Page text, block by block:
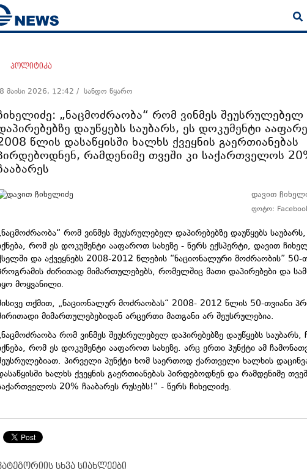
პოლიტიკა
მაისი 2026, 12:42 / სანდო წყარო
„ნაცმოძრაობა“ რომ ვინმეს შეუსრულებელ
დაუწყებს საუბარს, ეს დოკუმენტი
წლის დასაწყისში ხალხს ქვეყნის გაერთიანებას
რამდენიმე თვეში კი საქართველოს
დავით
ფოტო:
რომ ვინმეს შეუსრულებელ დაპირებებზე დაუწყებს
რომ ეს დოკუმენტი ააფაროთ სახეზე - წერს ექსპერტი, დავით
და აქვეყნებს 2008-2012 წლების “ნაციონალური მოძრაობის” 50-
ძირითად მიმართულებებს, რომელშიც მათი დაპირებები და
მოყვანილი.
თქმით, „ნაციონალურ მოძრაობას“ 2008- 2012 წლის 50-თვიანი
მიმართულებებიდან არცერთი მათგანი არ შეუსრულებია.
რომ ვინმეს შეუსრულებელ დაპირებებზე დაუწყებს საუბარს,
რომ ეს დოკუმენტი ააფაროთ სახეზე. არც ერთი პუნქტი ამ
პირველი პუნქტი ხომ საერთოდ ქართველი ხალხის
ხალხს ქვეყნის გაერთიანებას პირდებოდნენ და რამდენიმე
20% ჩააბარეს რუსებს!“ - წერს ჩიხელიძე.
სხვა სიახლეები